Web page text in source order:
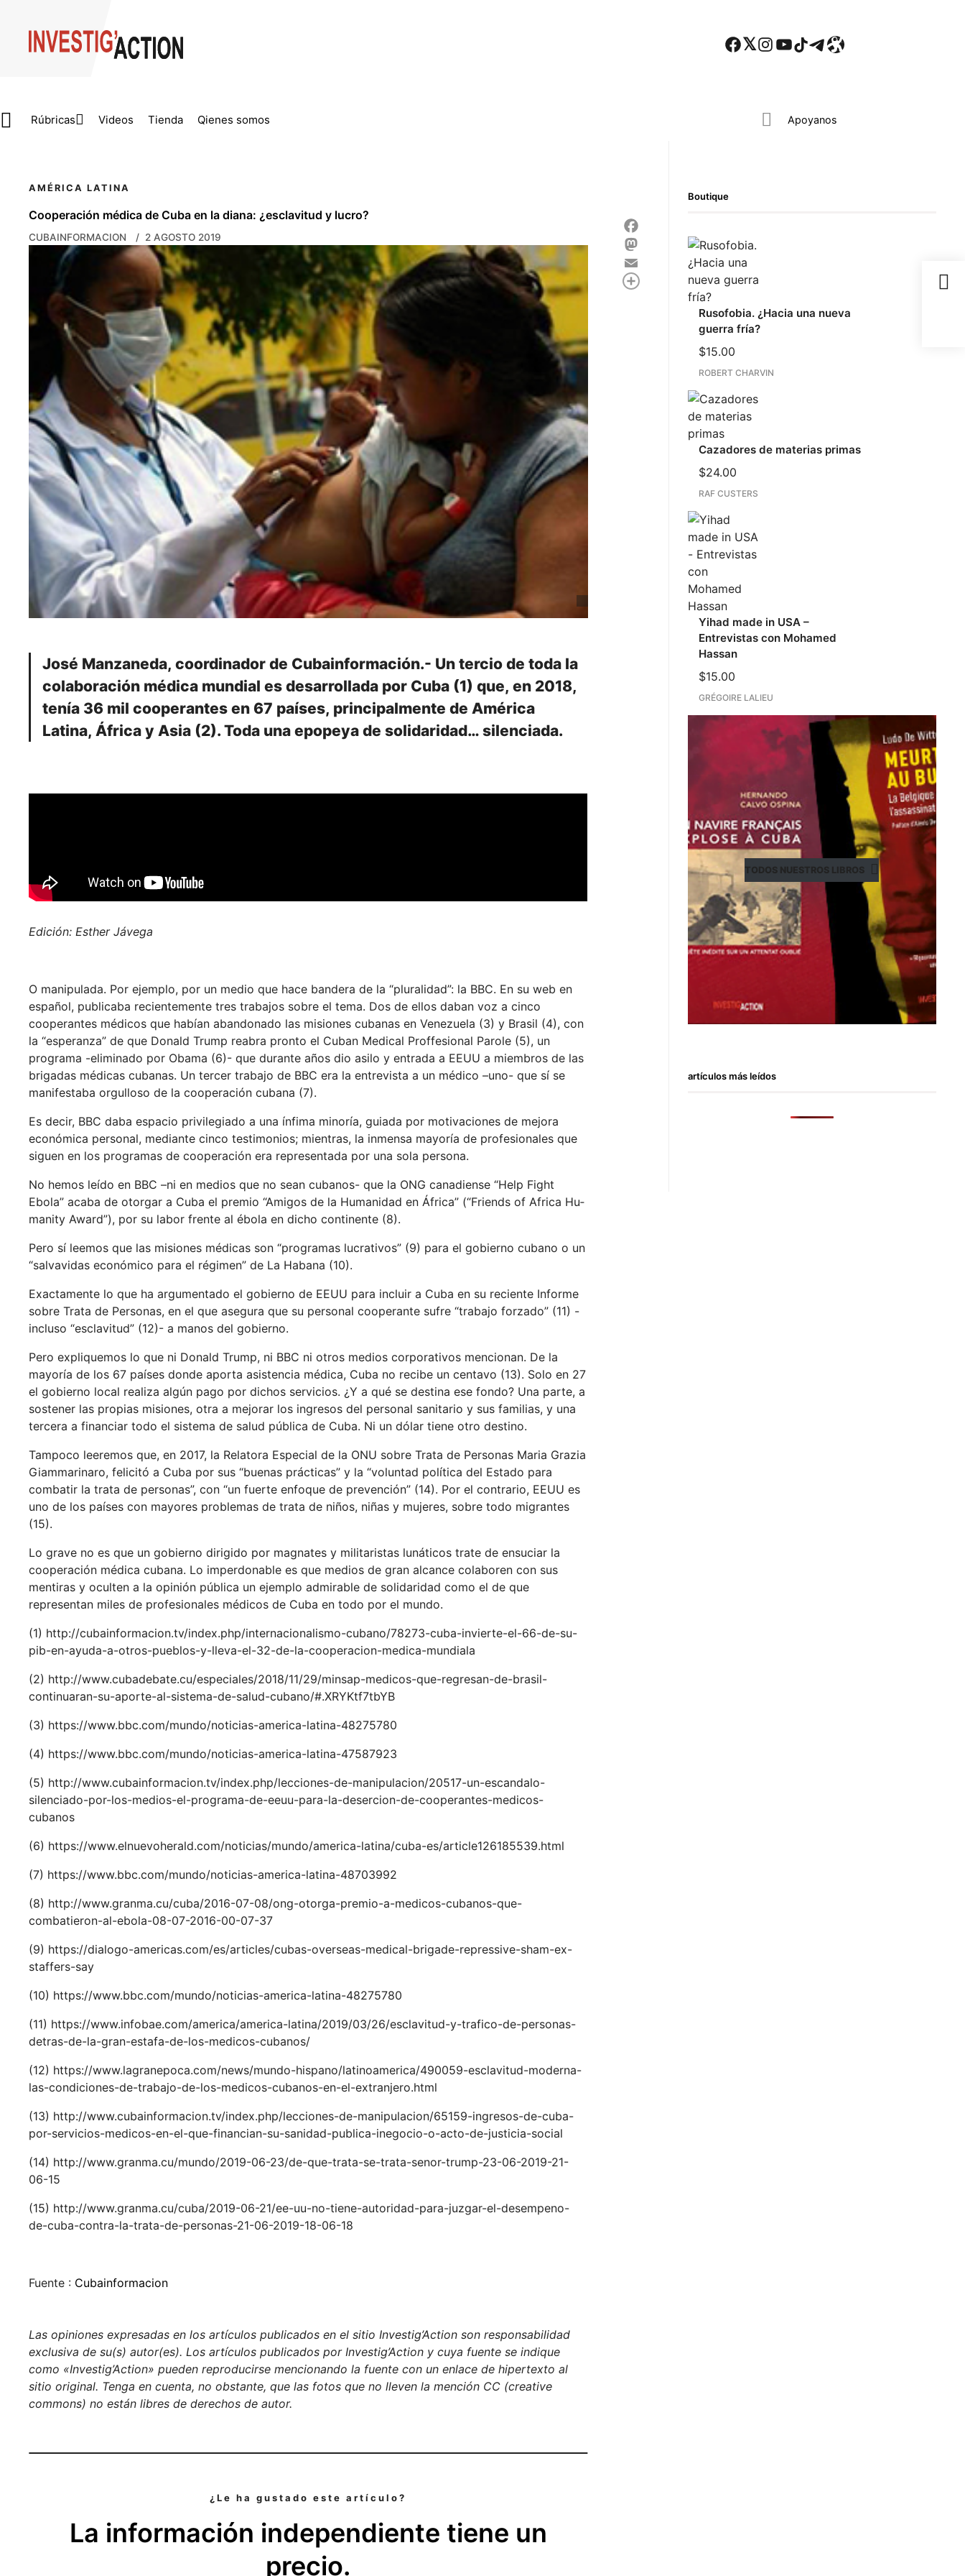
Facebook Twitter Instagram YouTube TikTok Telegram Enlace
Rúbricas Videos Tienda Qienes somos Apoyanos
Cooperación médica de Cuba en la diana: ¿esclavitud y lucro?
CUBAINFORMACION 2 AGOSTO 2019
José Manzaneda, coordinador de Cubainformación.- Un tercio de toda la
colaboración médica mundial es desarrollada por Cuba (1) que, en 2018,
tenía 36 mil cooperantes en 67 países, principalmente de América
Latina, África y Asia (2). Toda una epopeya de solidaridad… silenciada.
Edición: Esther Jávega
O manipulada. Por ejemplo, por un medio que hace bandera de la “pluralidad”: la BBC. En su web en
español, publicaba recientemente tres trabajos sobre el tema. Dos de ellos daban voz a cinco
cooperantes médicos que habían abandonado las misiones cubanas en Venezuela (3) y Brasil (4), con
la “esperanza” de que Donald Trump reabra pronto el Cuban Medical Proffesional Parole (5), un
programa -eliminado por Obama (6)- que durante años dio asilo y entrada a EEUU a miembros de las
brigadas médicas cubanas. Un tercer trabajo de BBC era la entrevista a un médico –uno- que sí se
manifestaba orgulloso de la cooperación cubana (7).
Es decir, BBC daba espacio privilegiado a una ínfima minoría, guiada por motivaciones de mejora
económica personal, mediante cinco testimonios; mientras, la inmensa mayoría de profesionales que
siguen en los programas de cooperación era representada por una sola persona.
No hemos leído en BBC –ni en medios que no sean cubanos- que la ONG canadiense “Help Fight
Ebola” acaba de otorgar a Cuba el premio “Amigos de la Humanidad en África” (“Friends of Africa Hu­
manity Award”), por su labor frente al ébola en dicho continente (8).
Pero sí leemos que las misiones médicas son “programas lucrativos” (9) para el gobierno cubano o un
“salvavidas económico para el régimen” de La Habana (10).
Exactamente lo que ha argumentado el gobierno de EEUU para incluir a Cuba en su reciente Informe
sobre Trata de Personas, en el que asegura que su personal cooperante sufre “trabajo forzado” (11) -
incluso “esclavitud” (12)- a manos del gobierno.
Pero expliquemos lo que ni Donald Trump, ni BBC ni otros medios corporativos mencionan. De la
mayoría de los 67 países donde aporta asistencia médica, Cuba no recibe un centavo (13). Solo en 27
el gobierno local realiza algún pago por dichos servicios. ¿Y a qué se destina ese fondo? Una parte, a
sostener las propias misiones, otra a mejorar los ingresos del personal sanitario y sus familias, y una
tercera a financiar todo el sistema de salud pública de Cuba. Ni un dólar tiene otro destino.
Tampoco leeremos que, en 2017, la Relatora Especial de la ONU sobre Trata de Personas Maria Grazia
Giammarinaro, felicitó a Cuba por sus “buenas prácticas” y la “voluntad política del Estado para
combatir la trata de personas”, con “un fuerte enfoque de prevención” (14). Por el contrario, EEUU es
uno de los países con mayores problemas de trata de niños, niñas y mujeres, sobre todo migrantes
(15).
Lo grave no es que un gobierno dirigido por magnates y militaristas lunáticos trate de ensuciar la
cooperación médica cubana. Lo imperdonable es que medios de gran alcance colaboren con sus
mentiras y oculten a la opinión pública un ejemplo admirable de solidaridad como el de que
representan miles de profesionales médicos de Cuba en todo por el mundo.
(1) http://cubainformacion.tv/index.php/internacionalismo-cubano/78273-cuba-invierte-el-66-de-su-
pib-en-ayuda-a-otros-pueblos-y-lleva-el-32-de-la-cooperacion-medica-mundiala
(2) http://www.cubadebate.cu/especiales/2018/11/29/minsap-medicos-que-regresan-de-brasil-
continuaran-su-aporte-al-sistema-de-salud-cubano/#.XRYKtf7tbYB
(3) https://www.bbc.com/mundo/noticias-america-latina-48275780
(4) https://www.bbc.com/mundo/noticias-america-latina-47587923
(5) http://www.cubainformacion.tv/index.php/lecciones-de-manipulacion/20517-un-escandalo-
silenciado-por-los-medios-el-programa-de-eeuu-para-la-desercion-de-cooperantes-medicos-
cubanos
(6) https://www.elnuevoherald.com/noticias/mundo/america-latina/cuba-es/article126185539.html
(7) https://www.bbc.com/mundo/noticias-america-latina-48703992
(8) http://www.granma.cu/cuba/2016-07-08/ong-otorga-premio-a-medicos-cubanos-que-
combatieron-al-ebola-08-07-2016-00-07-37
(9) https://dialogo-americas.com/es/articles/cubas-overseas-medical-brigade-repressive-sham-ex-
staffers-say
(10) https://www.bbc.com/mundo/noticias-america-latina-48275780
(11) https://www.infobae.com/america/america-latina/2019/03/26/esclavitud-y-trafico-de-personas-
detras-de-la-gran-estafa-de-los-medicos-cubanos/
(12) https://www.lagranepoca.com/news/mundo-hispano/latinoamerica/490059-esclavitud-moderna-
las-condiciones-de-trabajo-de-los-medicos-cubanos-en-el-extranjero.html
(13) http://www.cubainformacion.tv/index.php/lecciones-de-manipulacion/65159-ingresos-de-cuba-
por-servicios-medicos-en-el-que-financian-su-sanidad-publica-inegocio-o-acto-de-justicia-social
(14) http://www.granma.cu/mundo/2019-06-23/de-que-trata-se-trata-senor-trump-23-06-2019-21-
06-15
(15) http://www.granma.cu/cuba/2019-06-21/ee-uu-no-tiene-autoridad-para-juzgar-el-desempeno-
de-cuba-contra-la-trata-de-personas-21-06-2019-18-06-18
Fuente : Cubainformacion
AMÉRICA LATINA
Las opiniones expresadas en los artículos publicados en el sitio Investig’Action son responsabilidad
exclusiva de su(s) autor(es). Los artículos publicados por Investig’Action y cuya fuente se indique
como «Investig’Action» pueden reproducirse mencionando la fuente con un enlace de hipertexto al
sitio original. Tenga en cuenta, no obstante, que las fotos que no lleven la mención CC (creative
commons) no están libres de derechos de autor.
¿Le ha gustado este artículo?
La información independiente tiene un
precio.
Facebook
Mastodon
Email
Compartir
Boutique
Rusofobia. ¿Hacia una nueva
guerra fría?
$15.00
ROBERT CHARVIN
Cazadores de materias primas
$24.00
RAF CUSTERS
Yihad made in USA –
Entrevistas con Mohamed
Hassan
$15.00
GRÉGOIRE LALIEU
TODOS NUESTROS LIBROS
artículos más leídos